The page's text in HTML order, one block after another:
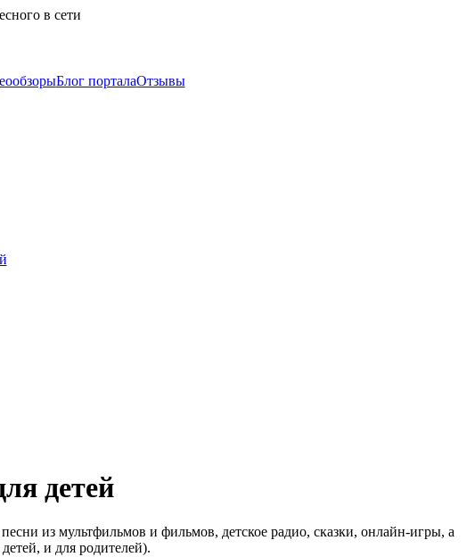
в сети
Блог порталаОтзывы
детей
из мультфильмов и фильмов, детское радио, сказки, онлайн-игры, а
и для родителей).